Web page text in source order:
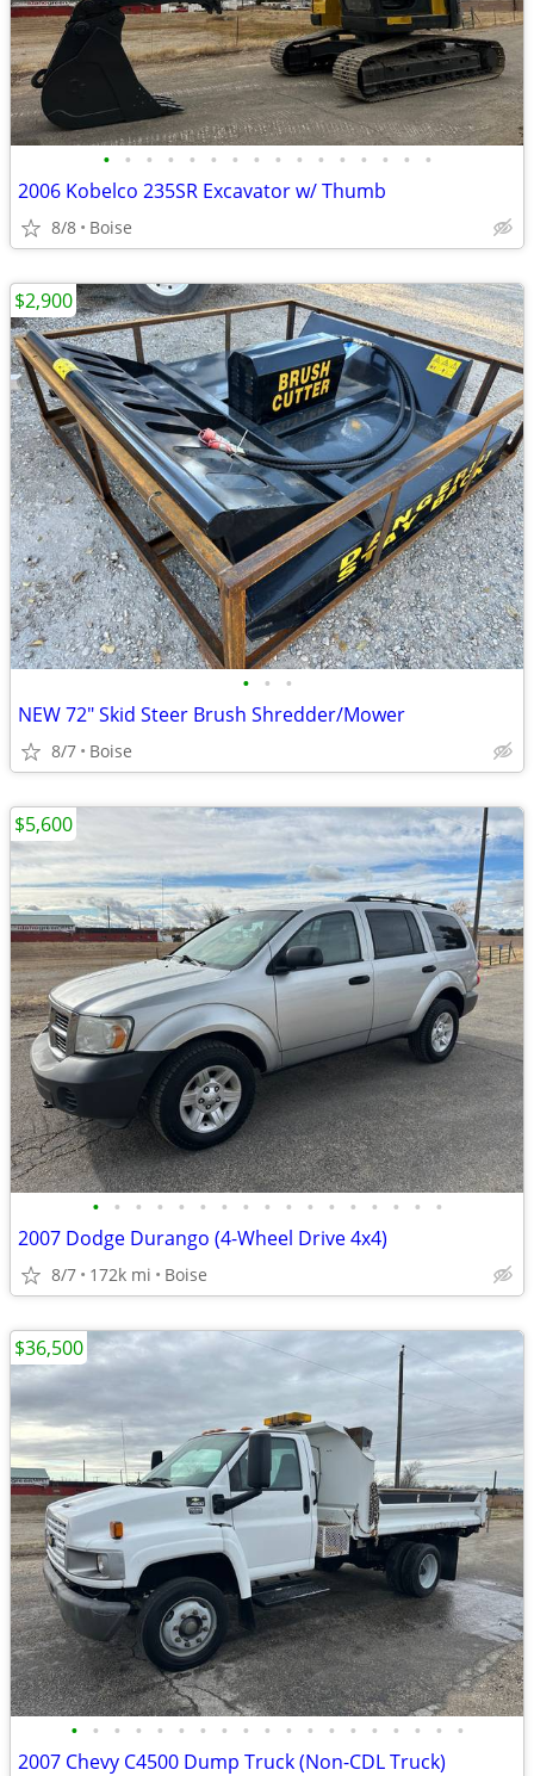
• • • • • • • • • • • • • • • •
2006 Kobelco 235SR Excavator w/ Thumb
8/8 Boise
• • •
NEW 72" Skid Steer Brush Shredder/Mower
8/7 Boise
$2,900
• • • • • • • • • • • • • • • • •
2007 Dodge Durango (4-Wheel Drive 4x4)
8/7 172k mi Boise
$5,600
• • • • • • • • • • • • • • • • • • •
2007 Chevy C4500 Dump Truck (Non-CDL Truck)
$36,500